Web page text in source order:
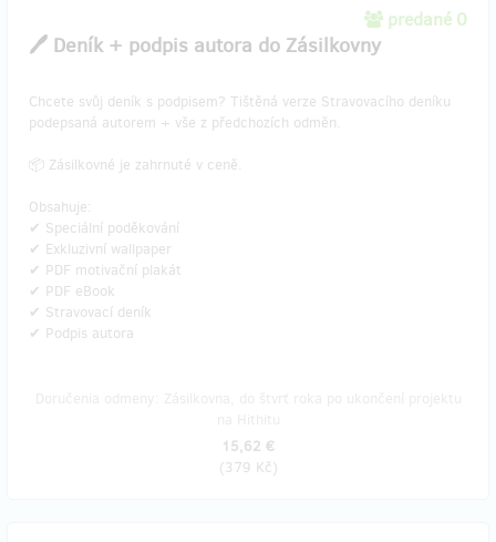
predané 0
🖊️ Deník + podpis autora do Zásilkovny
Chcete svůj deník s podpisem? Tištěná verze Stravovacího deníku
podepsaná autorem + vše z předchozích odměn.
📦 Zásilkovné je zahrnuté v ceně.
Obsahuje:
✔ Speciální poděkování
✔ Exkluzivní wallpaper
✔ PDF motivační plakát
✔ PDF eBook
✔ Stravovací deník
✔ Podpis autora
15,62 €
(379 Kč)